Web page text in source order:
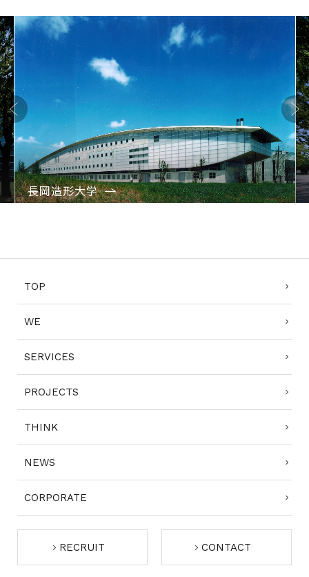
Previo
us
長岡造形大学
Next
TOP
WE
SERVICES
PROJECTS
THINK
NEWS
CORPORATE
RECRUIT CONTACT